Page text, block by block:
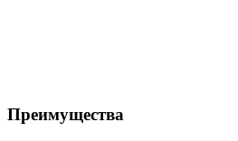
Преимущества